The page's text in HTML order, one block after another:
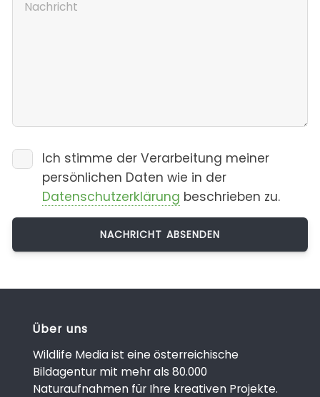
Ich stimme der Verarbeitung meiner
persönlichen Daten wie in der
Datenschutzerklärung beschrieben zu.
Über uns
Wildlife Media ist eine österreichische
Bildagentur mit mehr als 80.000
Naturaufnahmen für Ihre kreativen Projekte.